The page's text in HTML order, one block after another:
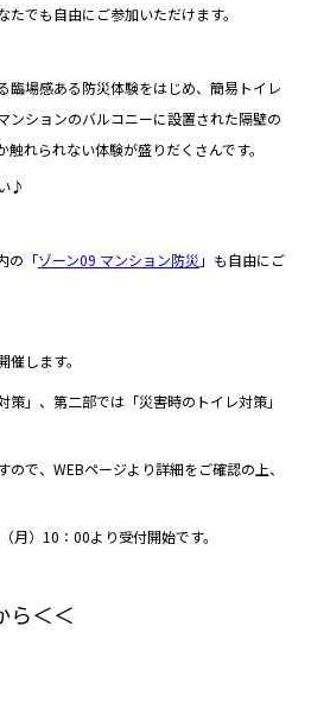
でも自由にご参加いただけます。
臨場感ある防災体験をはじめ、簡易トイレ
ンションのバルコニーに設置された隔壁の
れられない体験が盛りだくさんです。
♪
の「ゾーン09 マンション防災 」も自由にご
します。
」、第二部では「災害時のトイレ対策」
で、 WEBページより詳細をご確認の上、
月） 10 ： 00より受付開始です。
ら＜＜